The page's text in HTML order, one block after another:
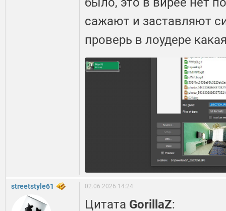
сажают и заставляют
проверь в лоудере
streetstyle61 02.06.2026 14:24
Цитата GorillaZ: